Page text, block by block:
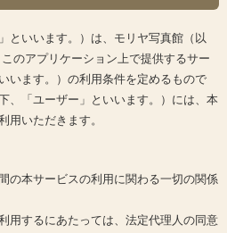
といいます。）は、モリヤ写真館（以
のアプリケーション上で提供するサー
います。）の利用条件を定めるもので
、「ユーザー」といいます。）には、本
用いただきます。
の本サービスの利用に関わる一切の関係
用するにあたっては、法定代理人の同意